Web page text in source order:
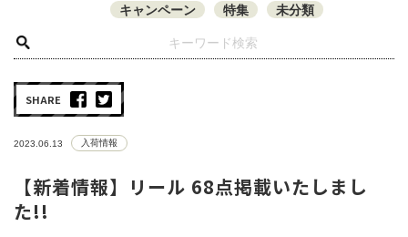
キャンペーン
特集 未分類
SHARE
2023.06.13 入荷情報
【新着情報】リール 68点掲載いたしまし
た!!